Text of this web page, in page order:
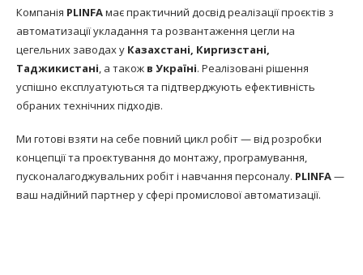
Компанія PLINFAмає практичний досвід реалізації проєктів з
автоматизації укладання та розвантаження цегли на
цегельних заводах у Казахстані, Киргизстані,
Таджикистані , а також в Україні. Реалізовані рішення
успішно експлуатуються та підтверджують ефективність
обраних технічних підходів.
Ми готові взяти на себе повний цикл робіт — від розробки
концепції та проєктування до монтажу, програмування,
пусконалагоджувальних робіт і навчання персоналу. PLINFA—
ваш надійний партнер у сфері промислової автоматизації.